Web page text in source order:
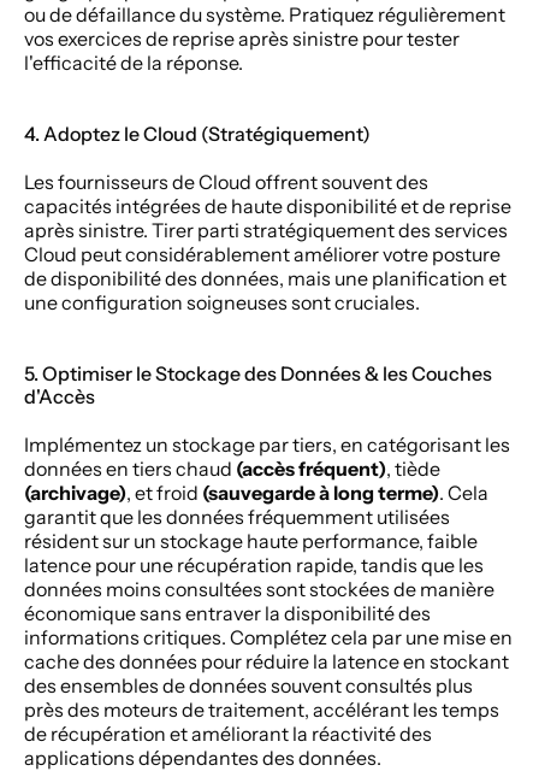
ou de défaillance du système. Pratiquez régulièrement
vos exercices de reprise après sinistre pour tester
l'efficacité de la réponse.
4. Adoptez le Cloud (Stratégiquement)
Les fournisseurs de Cloud offrent souvent des
capacités intégrées de haute disponibilité et de reprise
après sinistre. Tirer parti stratégiquement des services
Cloud peut considérablement améliorer votre posture
de disponibilité des données, mais une planification et
une configuration soigneuses sont cruciales.
5. Optimiser le Stockage des Données & les Couches
d'Accès
Implémentez un stockage par tiers, en catégorisant les
données en tiers chaud (accès fréquent)
(archivage), et froid (sauvegarde à long terme). Cela
garantit que les données fréquemment utilisées
résident sur un stockage haute performance, faible
latence pour une récupération rapide, tandis que les
données moins consultées sont stockées de manière
économique sans entraver la disponibilité des
informations critiques. Complétez cela par une mise en
cache des données pour réduire la latence en stockant
des ensembles de données souvent consultés plus
près des moteurs de traitement, accélérant les temps
de récupération et améliorant la réactivité des
applications dépendantes des données.